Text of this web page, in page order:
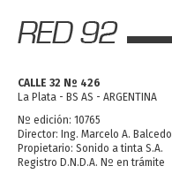
CALLE 32 Nº 426
La Plata - BS AS - ARGENTINA
Nº edición: 10765
Director: Ing. Marcelo A. Balcedo
Propietario: Sonido a tinta S.A.
Registro D.N.D.A. Nº en trámite